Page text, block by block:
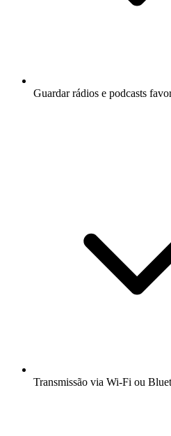
Guardar rádios e podcasts
Transmissão via Wi-Fi ou